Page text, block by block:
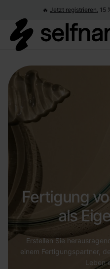
🔥 Jetzt registrieren, 15
Fertigung
als
Erstellen Sie
einem Fertigungspartner,
Leben